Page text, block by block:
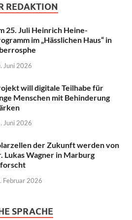
REDAKTION
25. Juli Heinrich Heine-
im „Hässlichen Haus“ in
Juni 2026
will digitale Teilhabe für
Menschen mit Behinderung
Juni 2026
der Zukunft werden von
Lukas Wagner in Marburg
Februar 2026
SPRACHE